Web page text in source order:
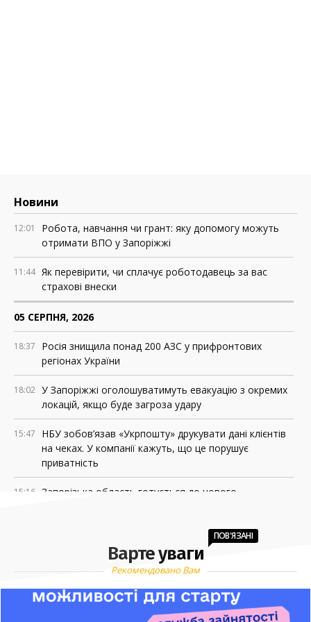
Новини
12:01
Робота, навчання чи грант: яку допомогу можуть
отримати ВПО у Запоріжжі
11:44 Як перевірити, чи сплачує роботодавець за вас
страхові внески
05 СЕРПНЯ, 2026
18:37
Росія знищила понад 200 АЗС у прифронтових
регіонах України
18:02 У Запоріжжі оголошуватимуть евакуацію з окремих
локацій, якщо буде загроза удару
15:47
НБУ зобов’язав «Укрпошту» друкувати дані клієнтів
на чеках. У компанії кажуть, що це порушує
приватність
15:16 Запорізька область готується до нового
Залишилося 5 днів: оборонні підприємства мають
підтвердити статус критично важливих
У Запоріжжі через російський удар пошкоджено
дитячу обласну лікарню
Варте уваги
ПОВ'ЯЗАНІ
Рекомендовано Вам